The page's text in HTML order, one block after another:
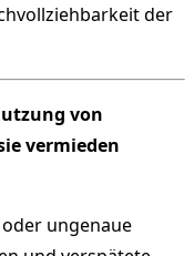
der
von
vermieden
ungenaue